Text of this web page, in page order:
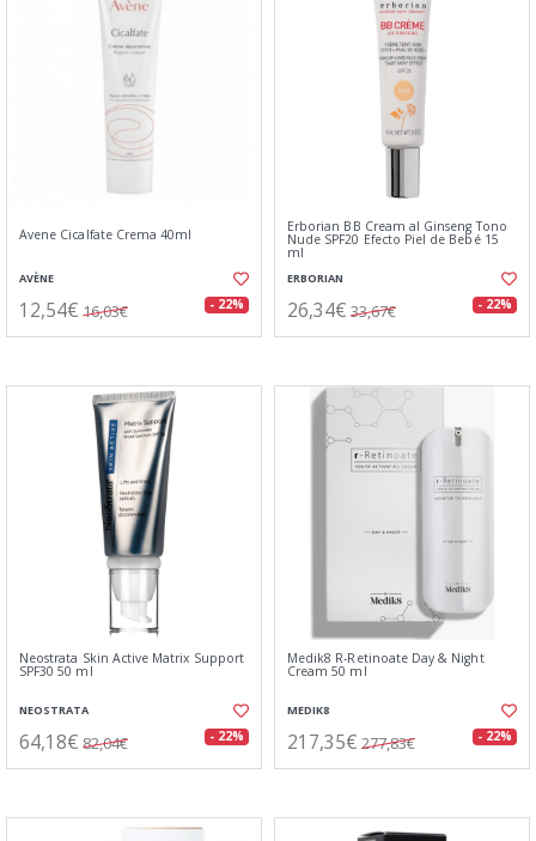
Avene Cicalfate Crema 40ml
AVÈNE
12,54€ 16,03€ - 22%
Erborian BB Cream al Ginseng Tono
Nude SPF20 Efecto Piel de Bebé 15
ml
ERBORIAN
26,34€ 33,67€ - 22%
Neostrata Skin Active Matrix Support
SPF30 50 ml
NEOSTRATA
64,18€ 82,04€ - 22%
Medik8 R-Retinoate Day & Night
Cream 50 ml
MEDIK8
217,35€ 277,83€ - 22%